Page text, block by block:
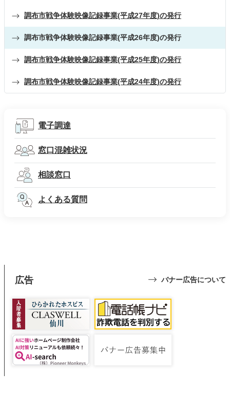
調布市戦争体験映像記録事業(平成27年度)の発行
調布市戦争体験映像記録事業(平成26年度)の発行
調布市戦争体験映像記録事業(平成25年度)の発行
調布市戦争体験映像記録事業(平成24年度)の発行
電子調達
窓口混雑状況
相談窓口
よくある質問
広告 バナー広告について